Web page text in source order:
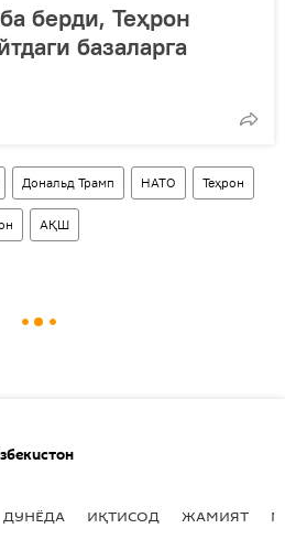
берди, Теҳрон
базаларга
Дональд Трамп НАТО Теҳрон
АҚШ
ДУНЁДА ИҚТИСОД ЖАМИЯТ